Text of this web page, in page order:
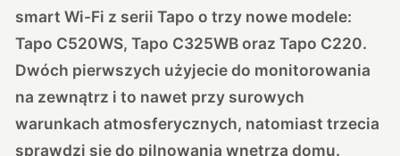
smart Wi-Fi z serii Tapo o trzy nowe modele:
Tapo C520WS, Tapo C325WB oraz Tapo C220.
Dwóch pierwszych użyjecie do monitorowania
na zewnątrz i to nawet przy surowych
warunkach atmosferycznych, natomiast trzecia
sprawdzi się do pilnowania wnętrza domu.